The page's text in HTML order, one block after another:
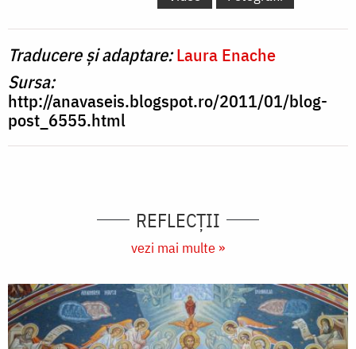
Traducere și adaptare:Laura Enache
Sursa:
http://anavaseis.blogspot.ro/2011/01/blog-
post_6555.html
REFLECȚII
vezi mai multe »